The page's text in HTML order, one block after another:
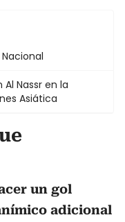
Nassr en la
Asiática
un gol
adicional